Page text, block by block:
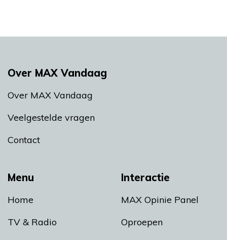
Menu
Home
TV & Radio
Interactie
MAX Opinie Panel
Oproepen
Over MAX Vandaag
Over MAX Vandaag
Veelgestelde vragen
Contact